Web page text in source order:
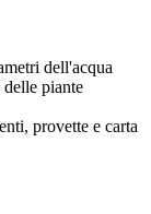
dell'acqua
delle piante
provette e carta